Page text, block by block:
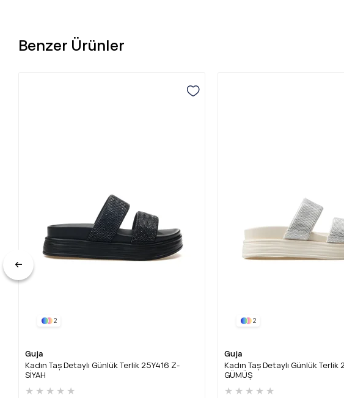
Benzer Ürünler
2
Guja
Kadın Taş Detaylı Günlük Terlik 25Y416 Z-
SİYAH
★ ★ ★ ★ ★
2
Guja
Kadın Taş Detaylı Günlük Terlik
GÜMÜŞ
★ ★ ★ ★ ★